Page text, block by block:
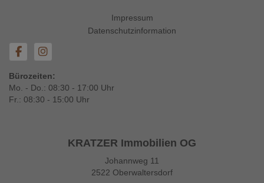
Impressum
Datenschutzinformation
Bürozeiten:
Mo. - Do.: 08:30 - 17:00 Uhr
Fr.: 08:30 - 15:00 Uhr
KRATZER Immobilien OG
Johannweg 11
2522 Oberwaltersdorf